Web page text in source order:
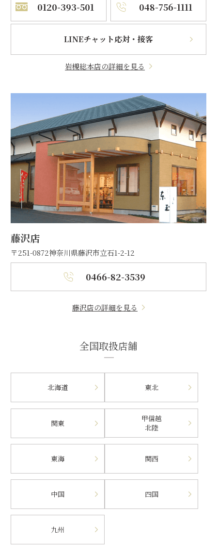
0120-393-501 048-756-1111
LINEチャット応対・接客
岩槻総本店の詳細を見る
藤沢店
〒251-0872神奈川県藤沢市立石1-2-12
0466-82-3539
藤沢店の詳細を見る
全国取扱店舗
北海道 東北
関東
甲信越
北陸
東海 関西
中国 四国
九州